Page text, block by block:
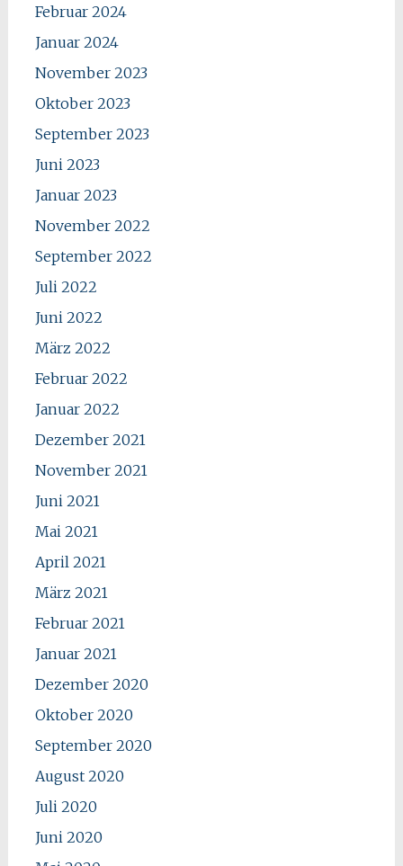
Februar 2024
Januar 2024
November 2023
Oktober 2023
September 2023
Juni 2023
Januar 2023
November 2022
September 2022
Juli 2022
Juni 2022
März 2022
Februar 2022
Januar 2022
Dezember 2021
November 2021
Juni 2021
Mai 2021
April 2021
März 2021
Februar 2021
Januar 2021
Dezember 2020
Oktober 2020
September 2020
August 2020
Juli 2020
Juni 2020